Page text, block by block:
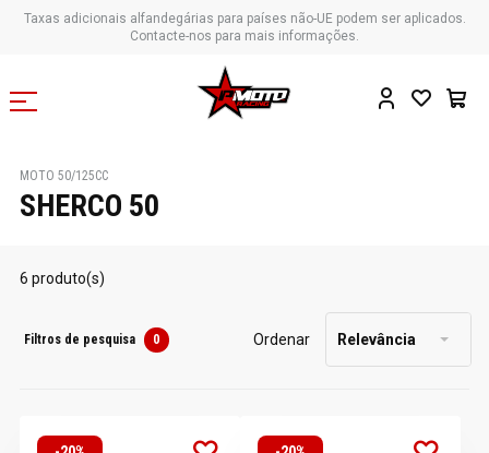
Taxas adicionais alfandegárias para países não-UE podem ser aplicados.
Contacte-nos para mais informações.
MOTO 50/125CC
SHERCO 50
6 produto(s)
Filtros de pesquisa 0 Ordenar Relevância